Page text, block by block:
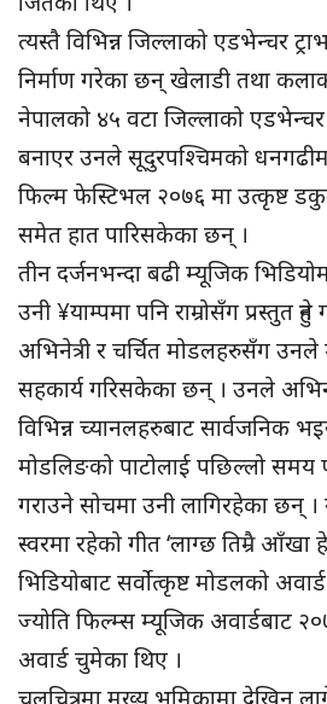
त्यस्तै विभिन्न जिल्लाको एडभेन्चर
निर्माण गरेका छन् खेलाडी तथा
नेपालको ४५ वटा जिल्लाको एडभेन्चर
बनाएर उनले सूदुरपश्चिमको
फिल्म फेस्टिभल २०७६ मा उत्कृष्ट
समेत हात पारिसकेका छन् ।
तीन दर्जनभन्दा बढी म्यूजिक
उनी ¥याम्पमा पनि राम्रोसँग प्रस्तुत
अभिनेत्री र चर्चित मोडलहरुसँग उनले
सहकार्य गरिसकेका छन् । उनले
विभिन्न च्यानलहरुबाट सार्वजनिक
मोडलिङको पाटोलाई पछिल्लो समय
गराउने सोचमा उनी लागिरहेका छन् ।
स्वरमा रहेको गीत ‘लाग्छ तिम्रै आँखा
भिडियोबाट सर्वोत्कृष्ट मोडलको
ज्योति फिल्म्स म्यूजिक अवार्डबाट
अवार्ड चुमेका थिए ।